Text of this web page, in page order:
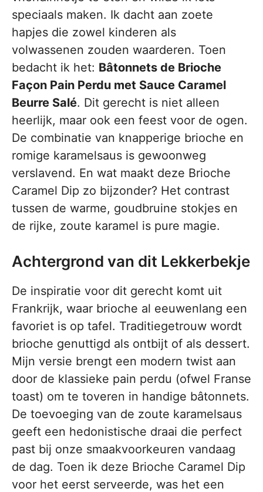
speciaals maken. Ik dacht aan zoete
hapjes die zowel kinderen als
volwassenen zouden waarderen. Toen
bedacht ik het: Bâtonnets de Brioche
Façon Pain Perdu met Sauce Caramel
Beurre Salé. Dit gerecht is niet alleen
heerlijk, maar ook een feest voor de ogen.
De combinatie van knapperige brioche en
romige karamelsaus is gewoonweg
verslavend. En wat maakt deze Brioche
Caramel Dip zo bijzonder? Het contrast
tussen de warme, goudbruine stokjes en
de rijke, zoute karamel is pure magie.
Achtergrond van dit Lekkerbekje
De inspiratie voor dit gerecht komt uit
Frankrijk, waar brioche al eeuwenlang een
favoriet is op tafel. Traditiegetrouw wordt
brioche genuttigd als ontbijt of als dessert.
Mijn versie brengt een modern twist aan
door de klassieke pain perdu (ofwel Franse
toast) om te toveren in handige bâtonnets.
De toevoeging van de zoute karamelsaus
geeft een hedonistische draai die perfect
past bij onze smaakvoorkeuren vandaag
de dag. Toen ik deze Brioche Caramel Dip
voor het eerst serveerde, was het een